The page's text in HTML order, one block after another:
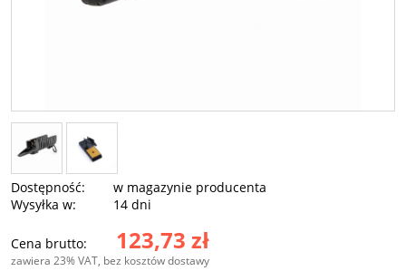
Dostępność:
w magazynie producenta
Wysyłka w:
14 dni
Cena brutto: 123,73 zł
zawiera 23% VAT, bez kosztów dostawy